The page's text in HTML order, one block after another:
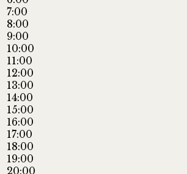
7:00
8:00
9:00
10:00
11:00
12:00
13:00
14:00
15:00
16:00
17:00
18:00
19:00
20:00